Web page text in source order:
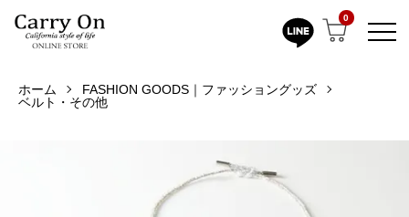
0
ホーム
FASHION GOODS｜ファッショングッズ
ベルト・その他